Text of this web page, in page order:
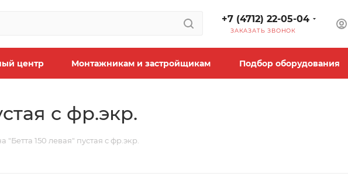
+7 (4712) 22-05-04
ЗАКАЗАТЬ ЗВОНОК
центр Монтажникам и застройщикам Подбор оборудования
с фр.экр.
"Бетта 150 левая" пустая с фр.экр.